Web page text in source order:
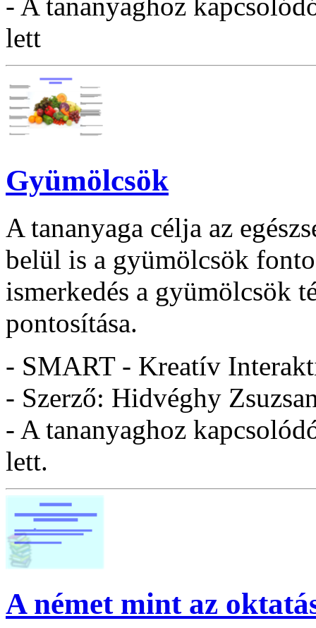
- A tananyaghoz
lett
Gyümölcsök
A tananyaga célja az
belül is a gyümölcsök
ismerkedés a gyümölcsök
pontosítása.
- SMART - Kreatív
- Szerző: Hidvéghy
- A tananyaghoz
lett.
A német mint az